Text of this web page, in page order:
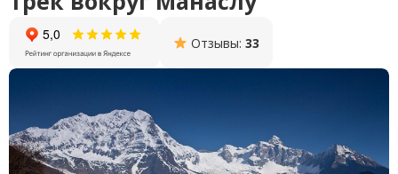
Отзывы: 33